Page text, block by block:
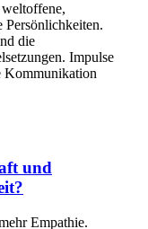
Persönlichkeiten.
die
Impulse
Kommunikation
und
Empathie.